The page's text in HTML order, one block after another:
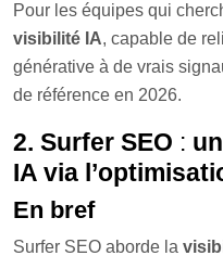
Pour les équipes qui
visibilité IA, capable de
générative à de vrais
de référence en 2026.
2. Surfer SEO :
IA via
En bref
Surfer SEO aborde la